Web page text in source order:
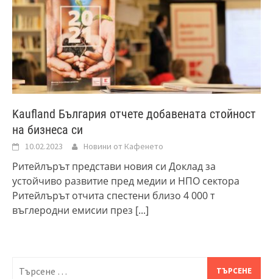
Kaufland България отчете добавената стойност
на бизнеса си
10.02.2023 Новини от Кафенето
Ритейлърът представи новия си Доклад за
устойчиво развитие пред медии и НПО сектора
Ритейлърът отчита спестени близо 4 000 т
въглеродни емисии през [...]